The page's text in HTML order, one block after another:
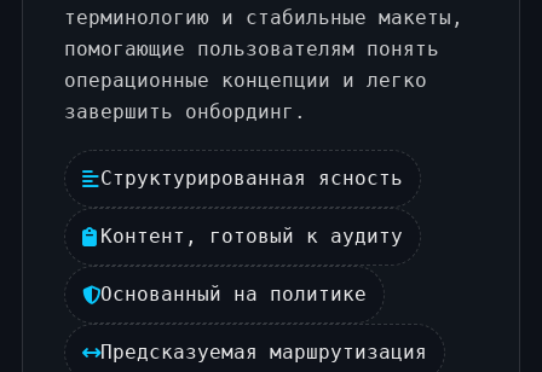
терминологию и стабильные макеты,
помогающие пользователям понять
операционные концепции и легко
завершить онбординг.
Структурированная ясность
Контент, готовый к аудиту
Основанный на политике
Предсказуемая маршрутизация